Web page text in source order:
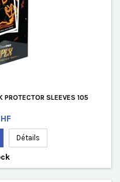
PROTECTOR SLEEVES 105
Détails